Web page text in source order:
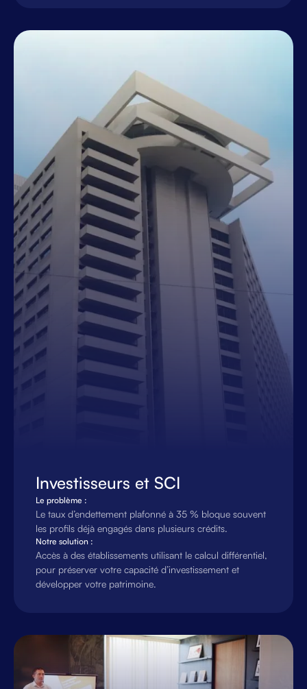
Investisseurs et SCI
Le problème :
Le taux d’endettement plafonné à 35 % bloque souvent
les profils déjà engagés dans plusieurs crédits.
Notre solution :
Accès à des établissements utilisant le calcul différentiel,
pour préserver votre capacité d’investissement et
développer votre patrimoine.